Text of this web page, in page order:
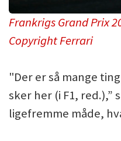
Frankrigs Grand Prix
Copyright Ferrari
"Der er så mange
sker her (i F1, red.),”
ligefremme måde,